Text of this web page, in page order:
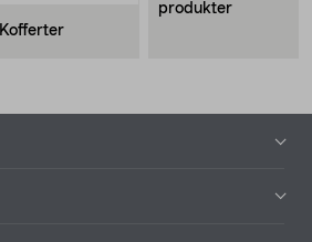
Kofferter
produkter